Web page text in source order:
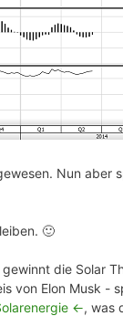
Nun aber
🙂
die Solar
von Elon Musk -
<-, was